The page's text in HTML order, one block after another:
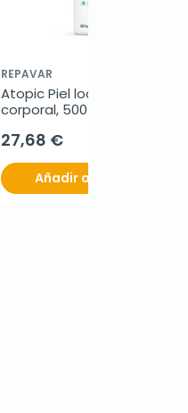
REPAVAR
Atopic Piel loción
corporal, 500 ml
27,68 €
Añadir al carrito